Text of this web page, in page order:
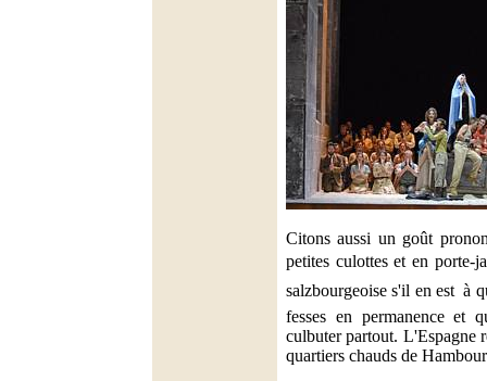
Citons aussi un goût
petites culottes et en porte-
salzbourgeoise s'il en est  à
fesses en permanence et
culbuter partout. L'Espagne
quartiers chauds de